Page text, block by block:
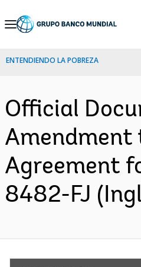
Skip
Navigation
ENTENDIENDO LA POBREZA
Official
Amendment
Agreement
8482-FJ